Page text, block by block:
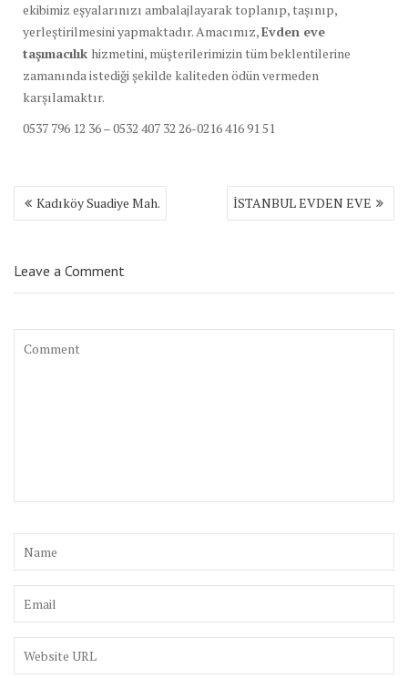
ekibimiz eşyalarınızı ambalajlayarak toplanıp, taşınıp,
yerleştirilmesini yapmaktadır. Amacımız,Evden eve
taşımacılık hizmetini, müşterilerimizin tüm beklentilerine
zamanında istediği şekilde kaliteden ödün vermeden
karşılamaktır.
0537 796 12 36 – 0532 407 32 26-0216 416 91 51
Yazı
dolaşımı
Kadıköy Suadiye Mah. İSTANBUL EVDEN EVE
Leave a Comment